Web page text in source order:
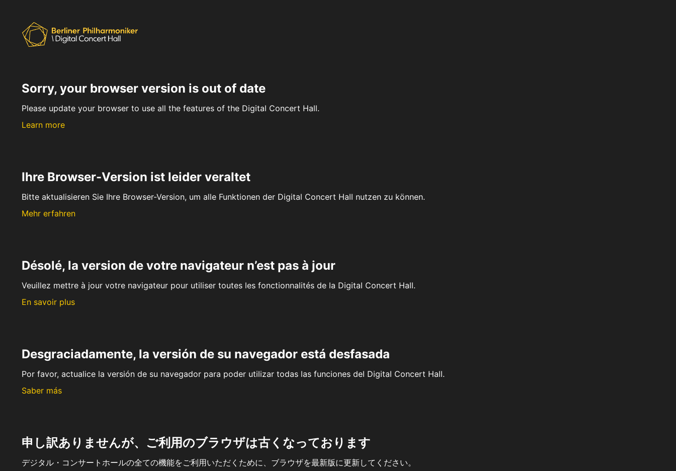
Sorry, your browser version is out of date
Please update your browser to use all the features of the Digital Concert Hall.
Learn more
Ihre Browser-Version ist leider veraltet
Bitte aktualisieren Sie Ihre Browser-Version, um alle Funktionen der Digital Concert Hall nutzen zu können.
Mehr erfahren
Désolé, la version de votre navigateur n’est pas à jour
Veuillez mettre à jour votre navigateur pour utiliser toutes les fonctionnalités de la Digital Concert Hall.
En savoir plus
Desgraciadamente, la versión de su navegador está desfasada
Por favor, actualice la versión de su navegador para poder utilizar todas las funciones del Digital Concert Hall.
Saber más
申し訳ありませんが、ご利用のブラウザは古くなっております
デジタル・コンサートホールの全ての機能をご利用いただくために、ブラウザを最新版に更新してください。